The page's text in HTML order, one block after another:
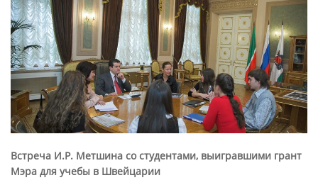
Встреча И.Р. Метшина со студентами, выигравшими грант
Мэра для учебы в Швейцарии